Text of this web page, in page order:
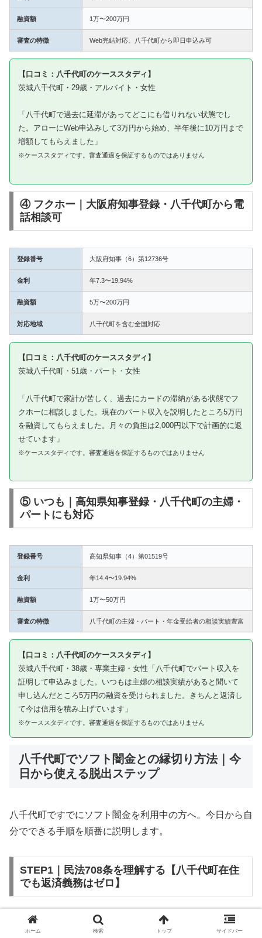
融資額 1万〜200万円
審査の特徴 Web完結対応。八千代町から即日申込み可
【口コミ：八千代町のケーススタディ】
茨城八千代町・29歳・アルバイト・女性
「八千代町で過去に延滞があってどこにも借りれない状態でし
た。アローにWeb申込みして3万円から始め、半年後に10万円まで
増額してもらえました」
※ケーススタディです。審査通過を保証するものではありません
④ フクホー｜大阪府知事登録・八千代町から電
話相談可
登録番号 大阪府知事（6）第12736号
金利 年7.3〜19.94%
融資額 5万〜200万円
対応地域 八千代町を含む全国対応
【口コミ：八千代町のケーススタディ】
茨城八千代町・51歳・パート・女性
「八千代町で家計が苦しく、過去にカードの滞納がある状態でフ
クホーに相談しました。現在のパート収入を説明したところ5万円
を融資してもらえました。月々の負担は2,000円以下で計画的に返
せています」
※ケーススタディです。審査通過を保証するものではありません
⑤ いつも｜高知県知事登録・八千代町の主婦・
パートにも対応
登録番号 高知県知事（4）第01519号
金利 年14.4〜19.94%
融資額 1万〜50万円
審査の特徴 八千代町の主婦・パート・年金受給者の相談実績豊富
【口コミ：八千代町のケーススタディ】
茨城八千代町・38歳・専業主婦・女性「八千代町でパート収入を
証明して申込みました。いつもは主婦の相談実績があると聞いて
申し込んだところ5万円の融資を受けられました。きちんと返済し
て今は信用を積み上げています」
※ケーススタディです。審査通過を保証するものではありません
八千代町でソフト闇金との縁切り方法｜今
日から使える脱出ステップ
八千代町ですでにソフト闇金を利用中の方へ。今日から自
分でできる手順を順番に説明します。
STEP1｜民法708条を理解する【八千代町在住
でも返済義務はゼロ】
ソフト闇金を含む闇金との金銭消費貸借契約は、公序良俗
ホーム 検索 トップ サイドバー